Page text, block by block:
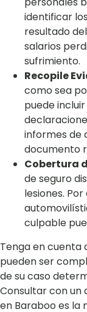
identificar
resultado
salarios
sufrimiento.
Recopile
como sea
puede
informes de
documento
Cobertura
de seguro
lesiones.
culpable
Tenga en cuenta
pueden ser
de su caso
Consultar con un
en Baraboo es la